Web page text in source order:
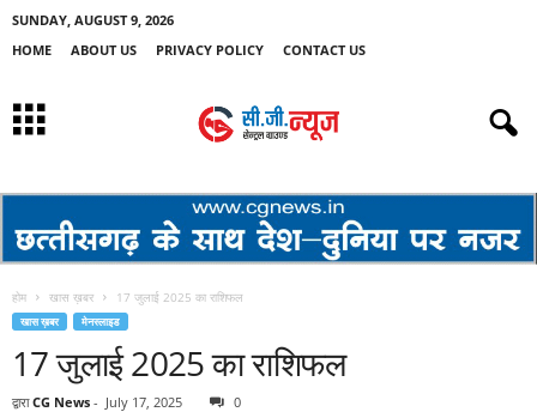
SUNDAY, AUGUST 9, 2026
HOME
ABOUT US PRIVACY POLICY CONTACT US
होम खास ख़बर 17 जुलाई 2025 का राशिफल
खास ख़बर मेनस्लाइड
17 जुलाई 2025 का राशिफल
द्वारा CG News - July 17, 2025 0